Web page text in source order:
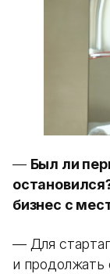
— Был ли
бизнес с
— Для
и